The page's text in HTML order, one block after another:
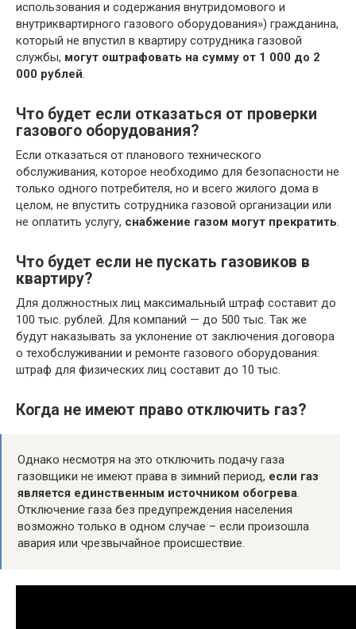
использования и содержания внутридомового и
внутриквартирного газового оборудования») гражданина,
который не впустил в квартиру сотрудника газовой
службы, могут оштрафовать на сумму от 1 000 до 2
000 рублей.
Что будет если отказаться от проверки
газового оборудования?
Если отказаться от планового технического
обслуживания, которое необходимо для безопасности не
только одного потребителя, но и всего жилого дома в
целом, не впустить сотрудника газовой организации или
не оплатить услугу, снабжение газом могут прекратить.
Что будет если не пускать газовиков в
квартиру?
Для должностных лиц максимальный штраф составит до
100 тыс. рублей. Для компаний — до 500 тыс. Так же
будут наказывать за уклонение от заключения договора
о техобслуживании и ремонте газового оборудования:
штраф для физических лиц составит до 10 тыс.
Когда не имеют право отключить газ?
Однако несмотря на это отключить подачу газа
газовщики не имеют права в зимний период, если газ
является единственным источником обогрева.
Отключение газа без предупреждения населения
возможно только в одном случае – если произошла
авария или чрезвычайное происшествие.